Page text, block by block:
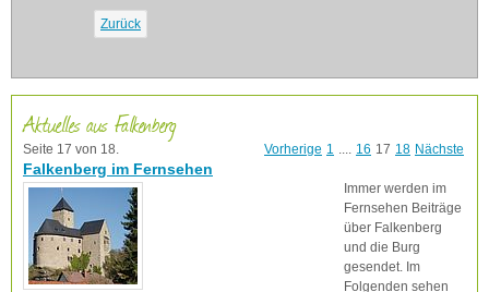
Zurück
Aktuelles aus Falkenberg
Seite 17 von 18. Vorherige 1 .... 16 17 18 Nächste
Falkenberg im Fernsehen
Immer werden im
Fernsehen Beiträge
über Falkenberg
und die Burg
gesendet. Im
Folgenden sehen